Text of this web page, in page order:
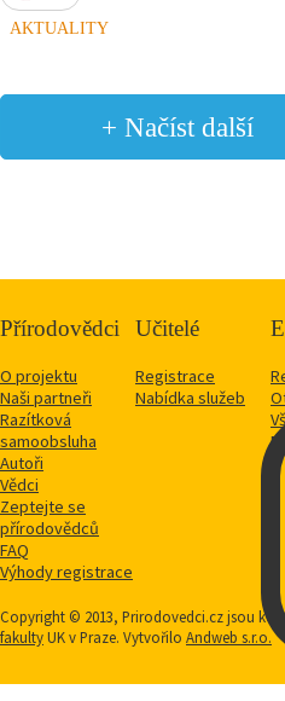
AKTUALITY
+ Načíst další
Přírodovědci
O projektu
Naši partneři
Razítková
samoobsluha
Autoři
Vědci
Zeptejte se
přírodovědců
FAQ
Výhody registrace
Učitelé
Registrace
Nabídka služeb
Copyright © 2013, Prirodovedci.cz jsou
fakultyUK v Praze. Vytvořilo Andweb s.r.o.